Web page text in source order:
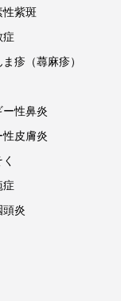
性紫斑
症
疹（蕁麻疹）
ー性鼻炎
性皮膚炎
症
頭炎